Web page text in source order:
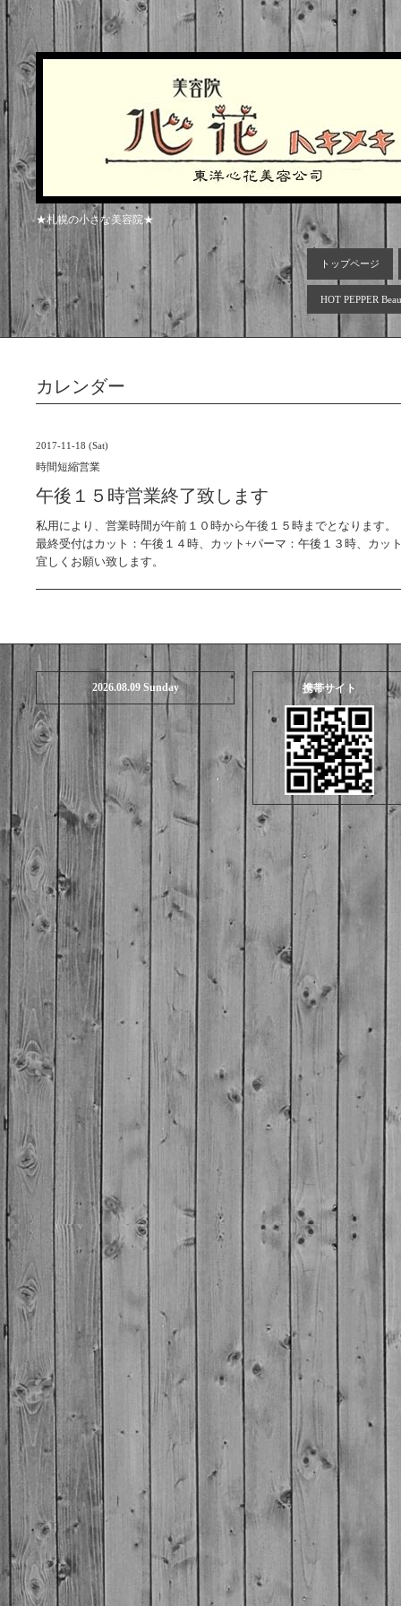
★札幌の小さな美容院★
トップページ
HOT PEPPER
カレンダー
2017-11-18 (Sat)
時間短縮営業
午後１５時営業終了致します
私用により、営業時間が午前１０時から午後１５時までとなります。
最終受付はカット：午後１４時、カット+パーマ：午後１３時、カッ
宜しくお願い致します。
2026.08.09 Sunday 携帯サイト